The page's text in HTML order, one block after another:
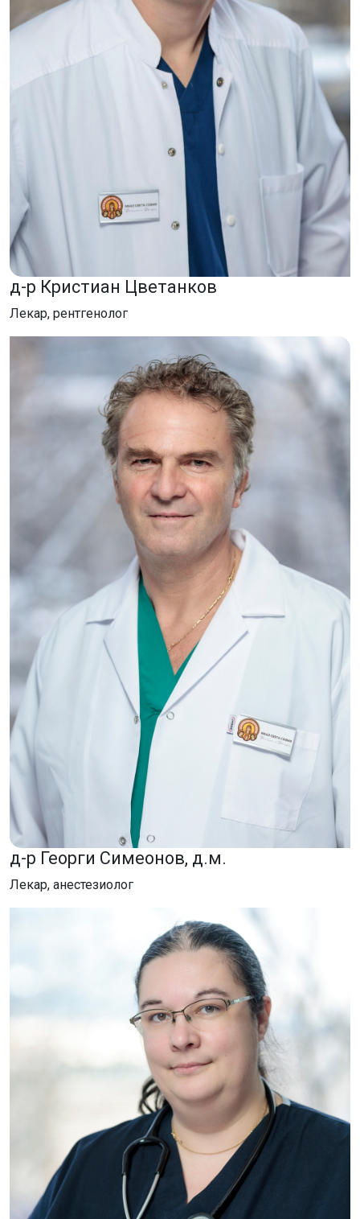
д-р Кристиан Цветанков
Лекар, рентгенолог
д-р Георги Симеонов, д.м.
Лекар, анестезиолог